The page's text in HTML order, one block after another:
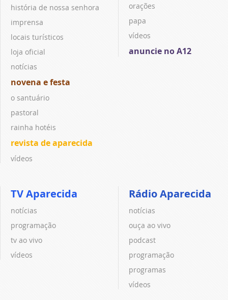
história de nossa senhora
imprensa
locais turísticos
loja oficial
notícias
novena e festa
o santuário
pastoral
rainha hotéis
revista de aparecida
vídeos
orações
papa
vídeos
anuncie no A12
TV Aparecida
notícias
programação
tv ao vivo
vídeos
Rádio Aparecida
notícias
ouça ao vivo
podcast
programação
programas
vídeos